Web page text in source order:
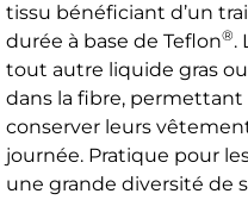
tissu bénéficiant d’un
durée à base de Teflon®.
tout autre liquide gras
dans la fibre, permettant
conserver leurs
journée. Pratique pour
une grande diversité de